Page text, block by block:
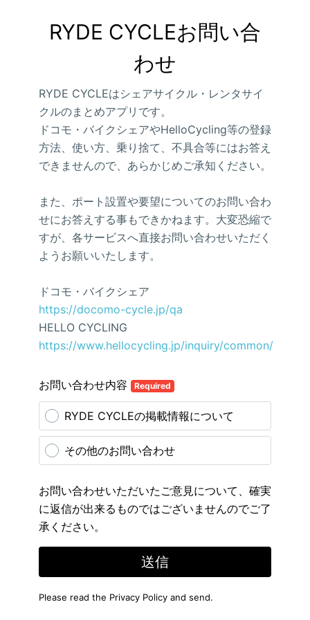
RYDE CYCLEお問い合
わせ
RYDE CYCLEはシェアサイクル・レンタサイ
クルのまとめアプリです。
ドコモ・バイクシェアやHelloCycling等の登録
方法、使い方、乗り捨て、不具合等にはお答え
できませんので、あらかじめご承知ください。
また、ポート設置や要望についてのお問い合わ
せにお答えする事もできかねます。大変恐縮で
すが、各サービスへ直接お問い合わせいただく
ようお願いいたします。
ドコモ・バイクシェア
https://docomo-cycle.jp/qa
HELLO CYCLING
https://www.hellocycling.jp/inquiry/common/
お問い合わせ内容 Required
RYDE CYCLEの掲載情報について
その他のお問い合わせ
お問い合わせいただいたご意見について、確実
に返信が出来るものではございませんのでご了
承ください。
送信
Please read the Privacy Policy and send.